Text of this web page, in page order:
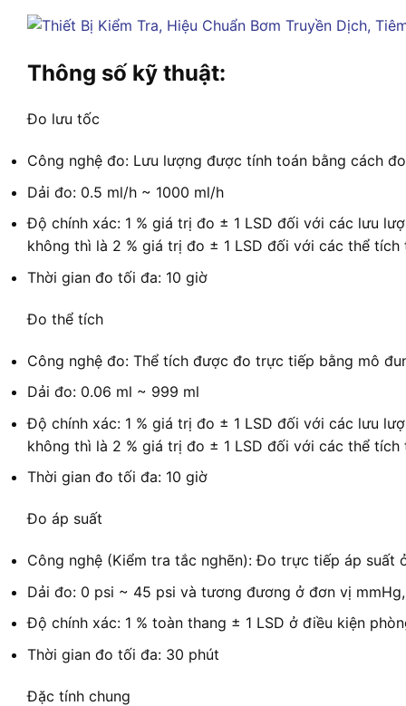
Thông số kỹ thuật:
Đo lưu tốc
Công nghệ đo: Lưu lượng được tính toán bằng cách
Dải đo: 0.5 ml/h ~ 1000 ml/h
Độ chính xác: 1 % giá trị đo ± 1 LSD đối với các lưu
không thì là 2 % giá trị đo ± 1 LSD đối với các thể tích
Thời gian đo tối đa: 10 giờ
Đo thể tích
Công nghệ đo: Thể tích được đo trực tiếp bằng mô
Dải đo: 0.06 ml ~ 999 ml
Độ chính xác: 1 % giá trị đo ± 1 LSD đối với các lưu
không thì là 2 % giá trị đo ± 1 LSD đối với các thể tích
Thời gian đo tối đa: 10 giờ
Đo áp suất
Công nghệ (Kiểm tra tắc nghẽn): Đo trực tiếp áp suất
Dải đo: 0 psi ~ 45 psi và tương đương ở đơn vị
Độ chính xác: 1 % toàn thang ± 1 LSD ở điều kiện
Thời gian đo tối đa: 30 phút
Đặc tính chung